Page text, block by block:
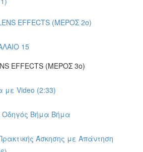
EFFECTS (ΜΕΡΟΣ 2o)
15
EFFECTS (ΜΕΡΟΣ 3o)
με Video (2:33)
Οδηγός Βήμα Βήμα
Άσκησης με Απάντηση